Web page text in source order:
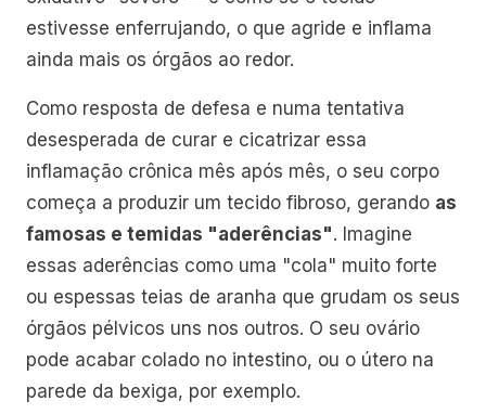
estivesse enferrujando, o que agride e inflama
ainda mais os órgãos ao redor.
Como resposta de defesa e numa tentativa
desesperada de curar e cicatrizar essa
inflamação crônica mês após mês, o seu corpo
começa a produzir um tecido fibroso, gerando as
famosas e temidas "aderências". Imagine
essas aderências como uma "cola" muito forte
ou espessas teias de aranha que grudam os seus
órgãos pélvicos uns nos outros. O seu ovário
pode acabar colado no intestino, ou o útero na
parede da bexiga, por exemplo.